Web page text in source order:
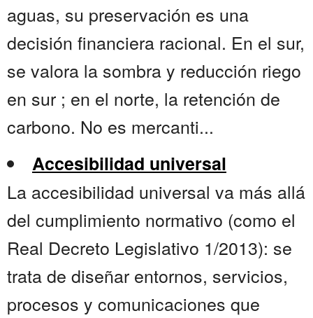
aguas, su preservación es una
decisión financiera racional. En el sur,
se valora la sombra y reducción riego
en sur ; en el norte, la retención de
carbono. No es mercanti...
Accesibilidad universal
La accesibilidad universal va más allá
del cumplimiento normativo (como el
Real Decreto Legislativo 1/2013): se
trata de diseñar entornos, servicios,
procesos y comunicaciones que